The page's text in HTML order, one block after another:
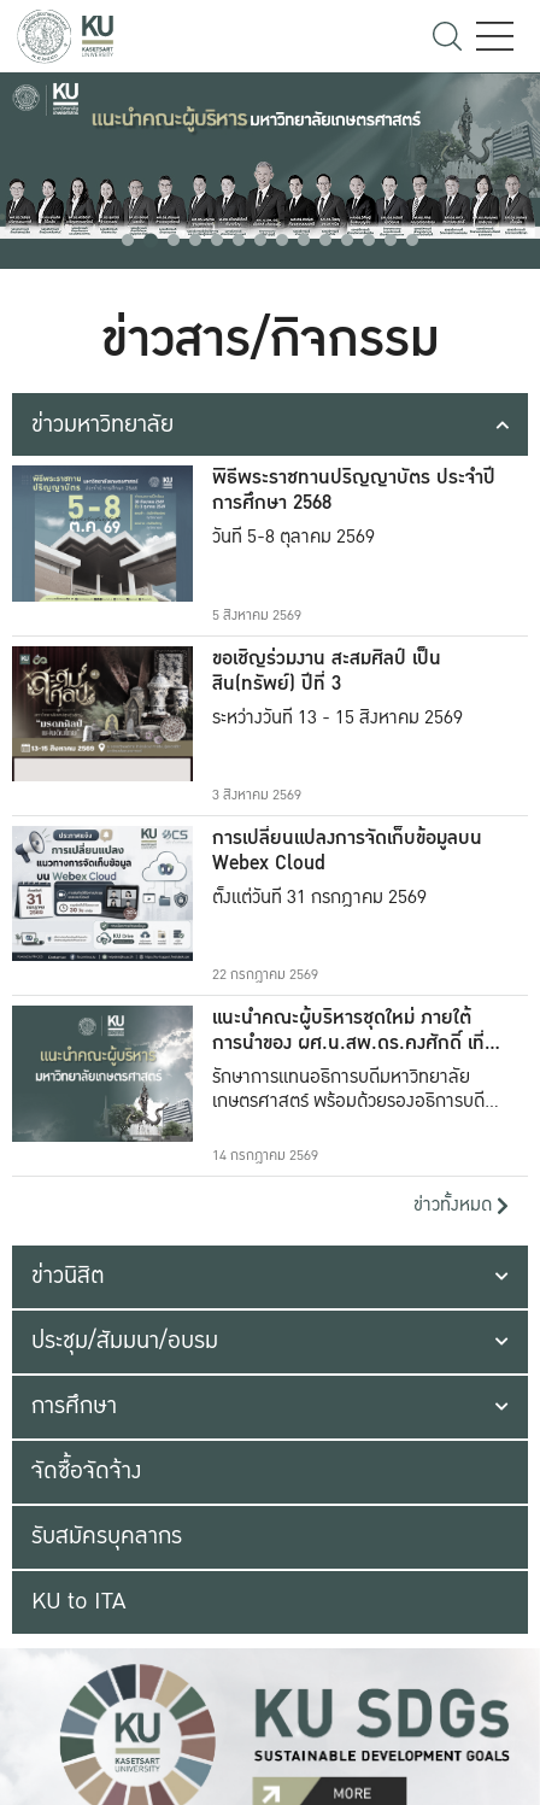
ข่าวสาร/กิจกรรม
ข่าวมหาวิทยาลัย
พิธีพระราชทานปริญญาบัตร ประจำปี
การศึกษา 2568
วันที่ 5-8 ตุลาคม 2569
5 สิงหาคม 2569
ขอเชิญร่วมงาน สะสมศิลป์ เป็น
สิน(ทรัพย์) ปีที่ 3
ระหว่างวันที่ 13 - 15 สิงหาคม 2569
3 สิงหาคม 2569
การเปลี่ยนแปลงการจัดเก็บข้อมูลบน
Webex Cloud
ตั้งแต่วันที่ 31 กรกฎาคม 2569
22 กรกฎาคม 2569
แนะนำคณะผู้บริหารชุดใหม่ ภายใต้
การนำของ ผศ.น.สพ.ดร.คงศักดิ์ เที่ยง
ธรรม
รักษาการแทนอธิการบดีมหาวิทยาลัย
เกษตรศาสตร์ พร้อมด้วยรองอธิการบดีทั้ง
14 กรกฎาคม 2569
ข่าวทั้งหมด
ข่าวนิสิต
ประชุม/สัมมนา/อบรม
การศึกษา
จัดซื้อจัดจ้าง
รับสมัครบุคลากร
KU to ITA